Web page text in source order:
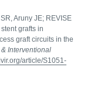
Aruny JE; REVISE
grafts in
graft circuits in the
Interventional
article/S1051-